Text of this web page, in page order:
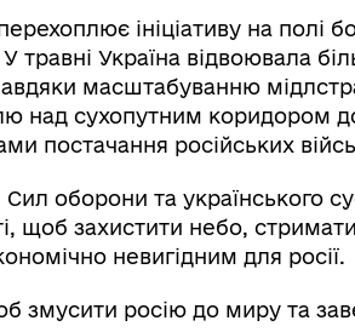
ініціативу на полі
травні Україна відвоювала
масштабуванню
над сухопутним коридором
російських
оборони та українського
захистити небо,
невигідним для росії.
змусити росію до миру та